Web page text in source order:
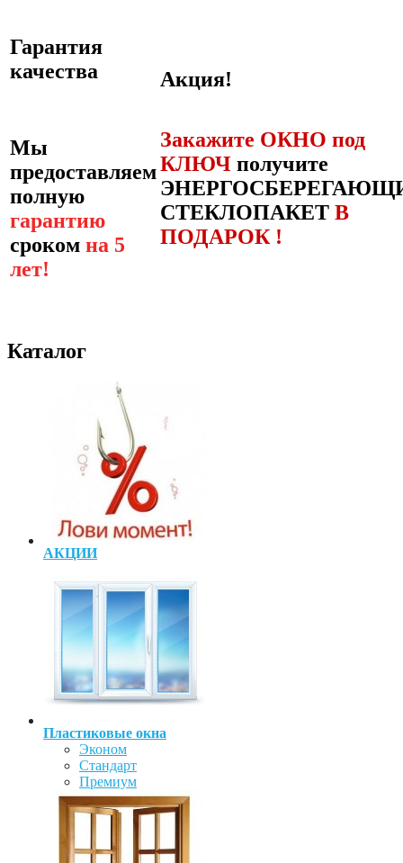
Гарантия
качества
Мы
предоставляем
полную
гарантию
сроком на 5
лет!
Акция!
Закажите ОКНО под
КЛЮЧ получите
СТЕКЛОПАКЕТ В
ПОДАРОК !
Каталог
АКЦИИ
Пластиковые окна
Эконом
Стандарт
Премиум